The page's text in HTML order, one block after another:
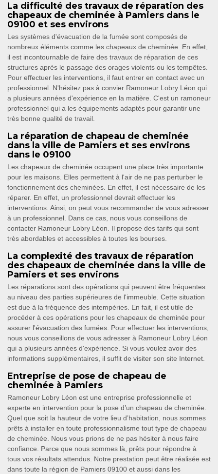
La difficulté des travaux de réparation des
chapeaux de cheminée à Pamiers dans le
09100 et ses environs
Les systèmes d'évacuation de la fumée sont composés de
nombreux éléments comme les chapeaux de cheminée. En effet,
il est incontournable de faire des travaux de réparation de ces
structures après le passage des orages violents ou les tempêtes.
Pour effectuer les interventions, il faut entrer en contact avec un
professionnel. N'hésitez pas à convier Ramoneur Lobry Léon qui
a plusieurs années d'expérience en la matière. C'est un ramoneur
professionnel qui a les équipements adaptés pour garantir une
très bonne qualité de travail.
La réparation de chapeau de cheminée
dans la ville de Pamiers et ses environs
dans le 09100
Les chapeaux de cheminée occupent une place très importante
pour les maisons. Elles permettent à l'air de ne pas perturber le
fonctionnement des cheminées. En effet, il est nécessaire de les
réparer. En effet, un professionnel devrait effectuer les
interventions. Ainsi, on peut vous recommander de vous adresser
à un professionnel. Dans ce cas, nous vous conseillons de
contacter Ramoneur Lobry Léon. Il propose des tarifs qui sont
très abordables et accessibles à toutes les bourses.
La complexité des travaux de réparation
des chapeaux de cheminée dans la ville de
Pamiers et ses environs
Les réparations sont des opérations qui peuvent être fréquentes
au niveau des parties supérieures de l'immeuble. Cette situation
est due à la fréquence des intempéries. En fait, il est utile de
procéder à ces opérations pour les chapeaux de cheminée pour
assurer l'évacuation des fumées. Pour effectuer les interventions,
nous vous conseillons de vous adresser à Ramoneur Lobry Léon
qui a plusieurs années d'expérience. Si vous voulez avoir des
informations supplémentaires, il suffit de visiter son site Internet.
Entreprise de pose de chapeau de
cheminée à Pamiers
Ramoneur Lobry Léon est une entreprise professionnelle et
experte en intervention pour la pose d’un chapeau de cheminée.
Quel que soit la hauteur de votre lieu d’habitation, nous sommes
prêts à installer en toute professionnalisme tout type de chapeau
de cheminée. Nous vous prions de ne pas hésiter à nous faire
confiance. Parce que nous sommes là, prêts pour répondre à
tous vos résultats attendus. Notre prestation peut être réalisée est
dans toute la région de Pamiers 09100 et aussi dans les